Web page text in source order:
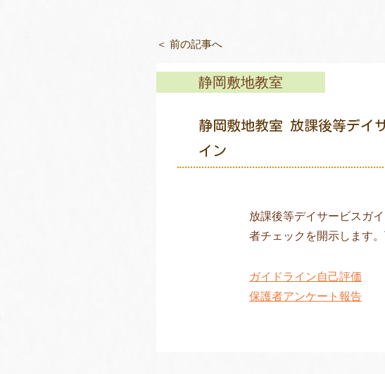
＜ 前の記事へ
静岡敷地教室
静岡敷地教室 放課後等デイ
イン
放課後等デイサービスガ
者チェックを開示します
ガイドライン自己評価
保護者アンケート報告